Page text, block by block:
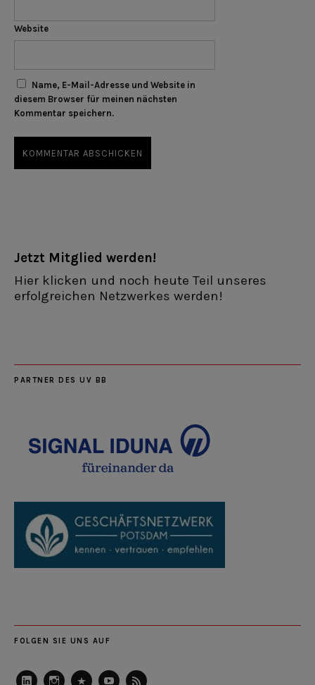
Website
Name, E-Mail-Adresse und Website in
diesem Browser für meinen nächsten
Kommentar speichern.
Jetzt Mitglied werden!
Hier klicken und noch heute Teil unseres
erfolgreichen Netzwerkes werden!
PARTNER DES UV BB
FOLGEN SIE UNS AUF